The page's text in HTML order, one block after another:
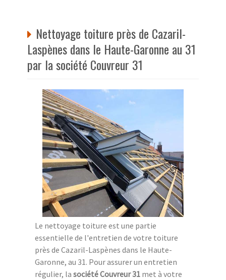
Nettoyage toiture près de Cazaril-
Laspènes dans le Haute-Garonne au 31
par la société Couvreur 31
Le nettoyage toiture est une partie
essentielle de l'entretien de votre toiture
près de Cazaril-Laspènes dans le Haute-
Garonne, au 31. Pour assurer un entretien
régulier, la société Couvreur 31 met à votre